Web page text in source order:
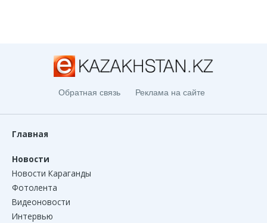
Обратная связь Реклама на сайте
Главная
Новости
Новости Караганды
Фотолента
Видеоновости
Интервью